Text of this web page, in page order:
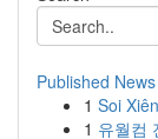
Published News
1 Soi
1 유월컴